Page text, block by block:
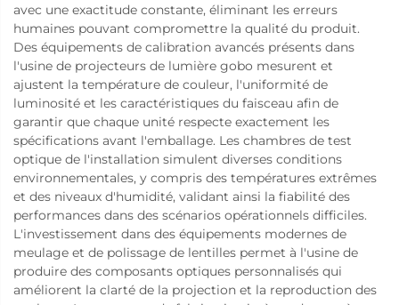
avec une exactitude constante, éliminant les erreurs
humaines pouvant compromettre la qualité du produit.
Des équipements de calibration avancés présents dans
l'usine de projecteurs de lumière gobo mesurent et
ajustent la température de couleur, l'uniformité de
luminosité et les caractéristiques du faisceau afin de
garantir que chaque unité respecte exactement les
spécifications avant l'emballage. Les chambres de test
optique de l'installation simulent diverses conditions
environnementales, y compris des températures extrêmes
et des niveaux d'humidité, validant ainsi la fiabilité des
performances dans des scénarios opérationnels difficiles.
L'investissement dans des équipements modernes de
meulage et de polissage de lentilles permet à l'usine de
produire des composants optiques personnalisés qui
améliorent la clarté de la projection et la reproduction des